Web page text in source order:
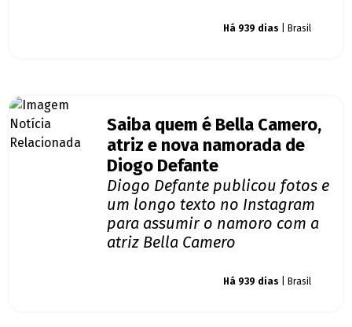
Há 939 dias | Brasil
Saiba quem é Bella Camero,
atriz e nova namorada de
Diogo Defante
Diogo Defante publicou fotos e
um longo texto no Instagram
para assumir o namoro com a
atriz Bella Camero
Há 939 dias | Brasil